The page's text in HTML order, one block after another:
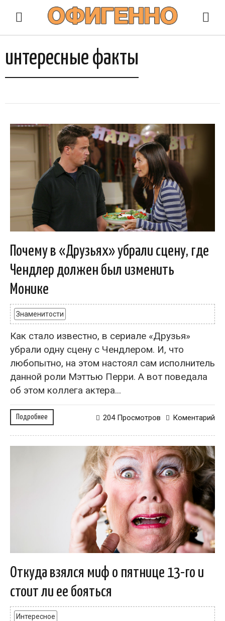
интересные факты
Почему в «Друзьях» убрали сцену, где
Чендлер должен был изменить
Монике
Знаменитости
Как стало известно, в сериале «Друзья»
убрали одну сцену с Чендлером. И, что
любопытно, на этом настоял сам исполнитель
данной роли Мэттью Перри. А вот поведала
об этом коллега актера...
Подробнее Коментарий
204 Просмотров
Откуда взялся миф о пятнице 13-го и
стоит ли ее бояться
Интересное